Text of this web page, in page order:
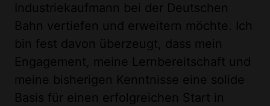
Industriekaufmann bei der Deutschen
Bahn vertiefen und erweitern möchte. Ich
bin fest davon überzeugt, dass mein
Engagement, meine Lernbereitschaft und
meine bisherigen Kenntnisse eine solide
Basis für einen erfolgreichen Start in